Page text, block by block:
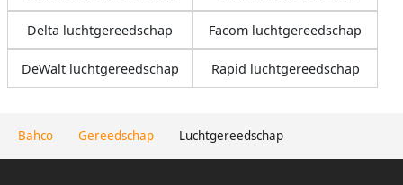
Bahco Gereedschap Luchtgereedschap
Delta luchtgereedschap Facom luchtgereedschap
DeWalt luchtgereedschap Rapid luchtgereedschap